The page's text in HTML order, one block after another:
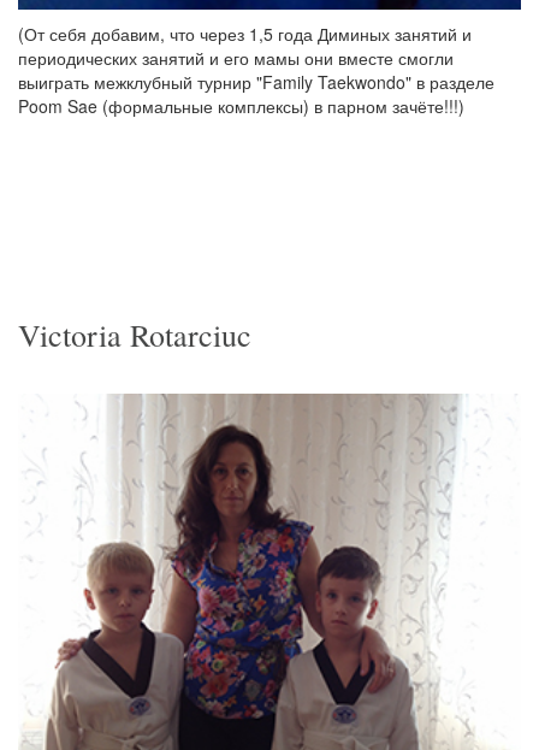
(От себя добавим, что через 1,5 года Диминых занятий и
периодических занятий и его мамы они вместе смогли
выиграть межклубный турнир "Family Taekwondo" в разделе
Poom Sae (формальные комплексы) в парном зачёте!!!)
Victoria Rotarciuc